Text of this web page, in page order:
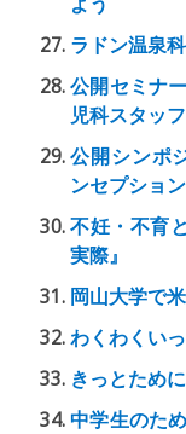
ラドン温泉
公開セミナ
児科スタッ
公開シンポ
ンセプション
不妊・不育
実際』
岡山大学で
わくわくい
きっとため
中学生のた